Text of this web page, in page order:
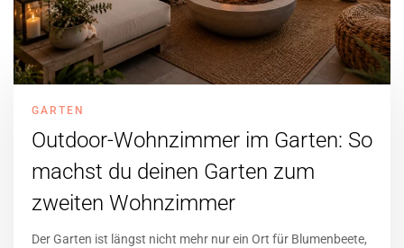
GARTEN
Outdoor-Wohnzimmer im Garten: So
machst du deinen Garten zum
zweiten Wohnzimmer
Der Garten ist längst nicht mehr nur ein Ort für Blumenbeete,